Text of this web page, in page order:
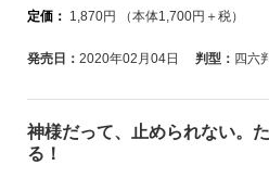
定価： 1,870円 （本体1,700円＋税）
発売日： 2020年02月04日 判型： 四六判
神様だって、止められない。
る！